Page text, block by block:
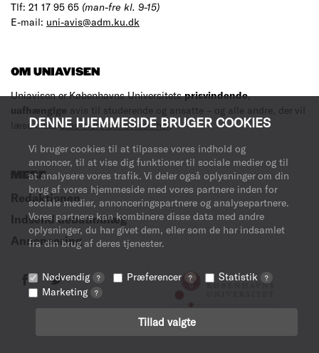
DENNE HJEMMESIDE BRUGER COOKIES
Vi bruger cookies til at tilpasse vores indhold og
annoncer, til at vise dig funktioner til sociale medier og til
at analysere vores trafik. Vi deler også oplysninger om din
brug af vores hjemmeside med vores partnere inden for
sociale medier, annonceringspartnere og analysepartnere.
Vores partnere kan kombinere disse data med andre
oplysninger, du har givet dem, eller som de har indsamlet
fra din brug af deres tjenester.
Nødvendig ? Præferencer ? Statistik ?
Marketing ?
Tillad valgte
Tlf: 21 17 95 65 (man-fre kl. 9-15)
E-mail: uni-avis@adm.ku.dk
OM UNIAVISEN
Uniavisen er Københavns Universitetsprisvindende,
uafhængige avis til studerende og ansatte – og alle andre, der vil
læse med.Læs mere om avisen her.
MERE
Redaktionen
Indsend debatindlæg
Annoncering